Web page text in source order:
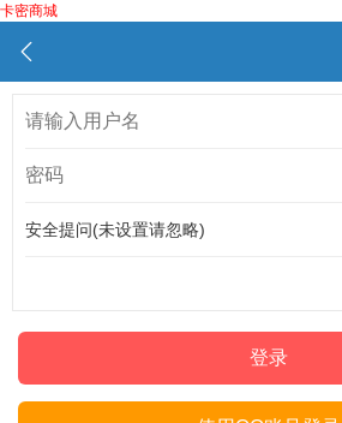
卡密商城
安全提问(未设置请忽略)
登录